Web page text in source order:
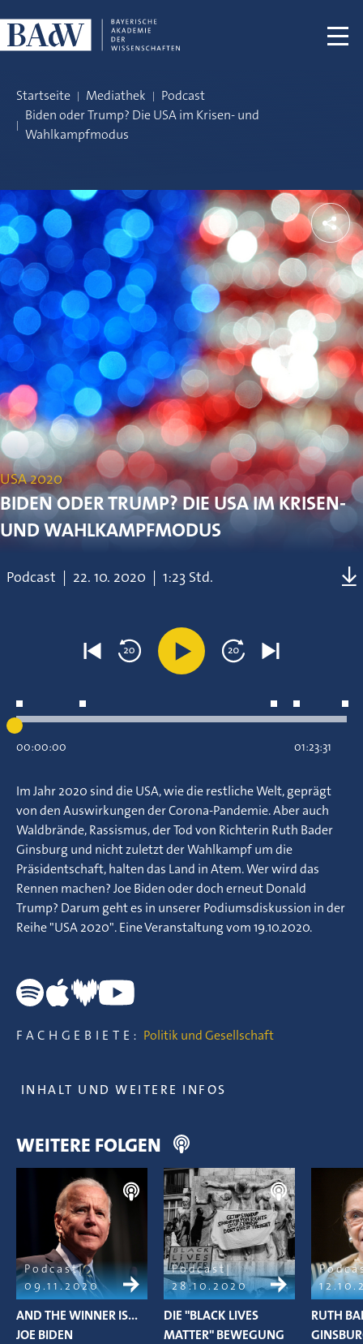
Startseite Mediathek
Podcast
Biden oder Trump? Die USA im Krisen- und
Wahlkampfmodus
USA 2020
BIDEN ODER TRUMP? DIE USA IM KRISEN-
UND WAHLKAMPFMODUS
Podcast | 22. 10. 2020 | 1:23 Std.
00:00:00 01:23:31
Im Jahr 2020 sind die USA, wie die restliche Welt, geprägt
von den Auswirkungen der Corona-Pandemie. Aber auch
Waldbrände, Rassismus, der Tod von Richterin Ruth Bader
Ginsburg und nicht zuletzt der Wahlkampf um die
Präsidentschaft, halten das Land in Atem. Wer wird das
Rennen machen? Joe Biden oder doch erneut Donald
Trump? Darum geht es in unserer Podiumsdiskussion in der
Reihe "USA 2020". Eine Veranstaltung vom 19.10.2020.
FACHGEBIETE: Politik und Gesellschaft
INHALT UND WEITERE INFOS
WEITERE FOLGEN
Podcast
09.11.2020
AND THE WINNER IS...
JOE BIDEN
Podcast
28.10.2020
DIE "BLACK LIVES
MATTER" BEWEGUNG
RUTH